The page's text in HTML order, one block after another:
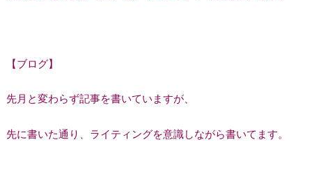
【ブログ】
先月と変わらず記事を書いていますが、
先に書いた通り、ライティングを意識しながら書いてます。